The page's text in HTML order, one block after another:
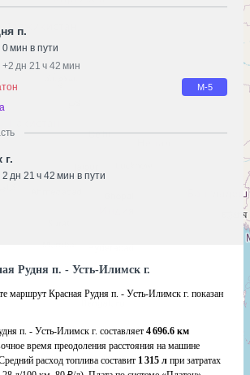
п.
0 мин в пути
+2 дн 21 ч 42 мин
М-5
г.
2 дн 21 ч 42 мин в пути
Рудня п. - Усть-Илимск г.
маршрут Красная Рудня п. - Усть-Илимск г. показан
п. - Усть-Илимск г. составляет 4 696.6 км
время преодоления расстояния на машине
расход топлива составит 1 315 л при затратах